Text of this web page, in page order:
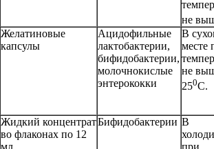
не
Желатиновые
капсулы
Ацидофильные
лактобактерии,
бифидобактерии,
молочнокислые
энтерококки
В
месте
не
250С.
Жидкий концентрат
во флаконах по 12
Бифидобактерии В